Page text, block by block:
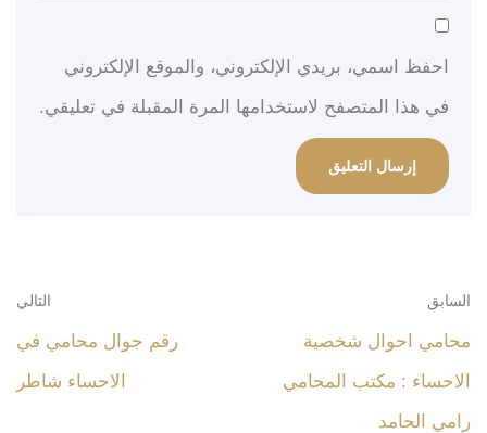
احفظ اسمي، بريدي الإلكتروني، والموقع الإلكتروني
في هذا المتصفح لاستخدامها المرة المقبلة في تعليقي.
السابق
محامي احوال شخصية
الاحساء : مكتب المحامي
رامي الحامد
التالي
رقم جوال محامي في
الاحساء شاطر